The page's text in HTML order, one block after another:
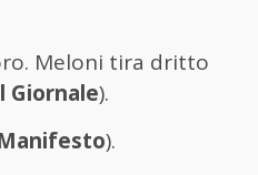
Meloni tira dritto
Giornale).
).